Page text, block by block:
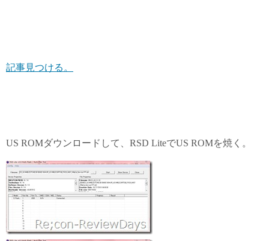
記事見つける。
US ROMダウンロードして、RSD LiteでUS ROMを焼く。